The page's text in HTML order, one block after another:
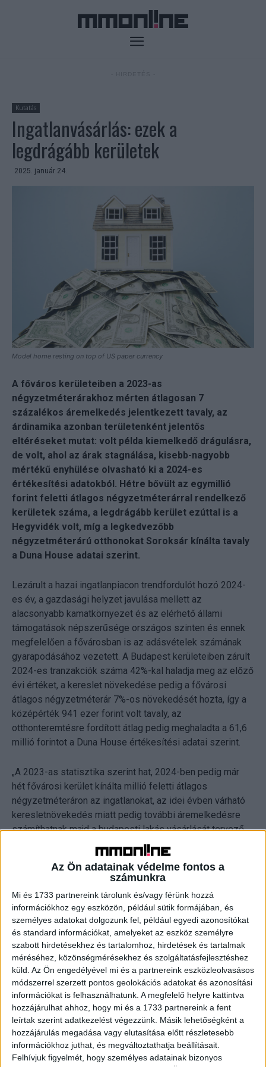
Az Ön adatainak védelme fontos a
számunkra
Mi és 1733 partnereink tárolunk és/vagy férünk hozzá
információkhoz egy eszközön, például sütik formájában, és
személyes adatokat dolgozunk fel, például egyedi azonosítókat
és standard információkat, amelyeket az eszköz személyre
szabott hirdetésekhez és tartalomhoz, hirdetések és tartalmak
méréséhez, közönségmérésekhez és szolgáltatásfejlesztéshez
küld. Az Ön engedélyével mi és a partnereink eszközleolvasásos
módszerrel szerzett pontos geolokációs adatokat és azonosítási
információkat is felhasználhatunk. A megfelelő helyre kattintva
hozzájárulhat ahhoz, hogy mi és a 1733 partnereink a fent
leírtak szerint adatkezelést végezzünk. Másik lehetőségként a
hozzájárulás megadása vagy elutasítása előtt részletesebb
információkhoz juthat, és megváltoztathatja beállításait.
Felhívjuk figyelmét, hogy személyes adatainak bizonyos
Kutatás
Ingatlanvásárlás: ezek a
legdrágább kerületek
2025. január 24.
Model home resting on top of US paper currency
A főváros kerületeiben a 2023-as
négyzetméterárakhoz mérten átlagosan 7
százalékos áremelkedés jelentkezett tavaly, az
árdinamika azonban területenként jelentős
eltéréseket mutat: volt példa kiemelkedő drágulásra,
de volt, ahol az árak stagnálása, kisebb-nagyobb
mértékű enyhülése olvasható ki a 2024-es
értékesítési adatokból. Hétre bővült az egymillió
forint feletti átlagos négyzetméterárral rendelkező
kerületek száma, a legdrágább kerület ezúttal is a
Hegyvidék volt, míg a legkedvezőbb
négyzetméterárú otthonokat Soroksár kínálta tavaly
a Duna House adatai szerint.
Lezárult a hazai ingatlanpiacon trendfordulót hozó 2024-
es év, a gazdasági helyzet javulása mellett az
alacsonyabb kamatkörnyezet és az elérhető állami
támogatások népszerűsége országos szinten és ennek
megfelelően a fővárosban is az adásvételek számának
gyarapodásához vezetett. A Budapest kerületeiben zárult
2024-es tranzakciók száma 42%-kal haladja meg az előző
évi értéket, a kereslet növekedése pedig a fővárosi
átlagos négyzetméterár 7%-os növekedését hozta, így a
középérték 941 ezer forint volt tavaly, az
otthonteremtésre fordított átlag pedig meghaladta a 61,6
millió forintot a Duna House értékesítési adatai szerint.
„A 2023-as statisztika szerint hat, 2024-ben pedig már
hét fővárosi kerület kínálta millió feletti átlagos
négyzetméteráron az ingatlanokat, az idei évben várható
keresletnövekedés miatt pedig további áremelkedésre
számíthatnak majd a budapesti lakás vásárlását tervező
ügyfelek.” – kezdte Máté Ferenc, a Duna House
Vezérigazgató-helyettese. A budai oldalon a XII. kerület,
Pesten a szigorú értelemben vett belváros, vagyis az V.
feletti átlagos árat fizettek négyzetméterenként a vevők.
Az átlagos ingatlanértéket illetően azonban a
Hegyvidéken és az V. kerületben költött 100 millió forint
körüli összeg sem volt elegendő az első helyhez, ugyanis
a II. kerületben ennél is több, közel 120 millió Ft volt az
ingatlanvásárlásra költött átlag. A népszerű budai
kerületben 2024-ben is 1,2 millió forint körül alakult az
átlagos négyzetméterár.
Millió feletti négyzetméterárakat mért továbbá az
ingatlanközvetítő Budán az I. kerületben (1,2 millió Ft/m2),
Óbudán (1,1 millió Ft/m2), valamint a keresett Újbuda